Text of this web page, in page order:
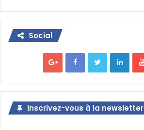
Social
Inscrivez-vous à la newsletter